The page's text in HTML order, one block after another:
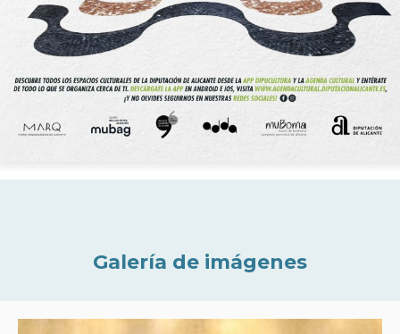
Galería de imágenes